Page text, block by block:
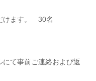
けます。 30名
て事前ご連絡および返